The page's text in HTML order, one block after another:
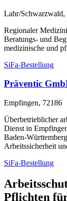
Lahr/Schwarzwald,
Regionaler
Beratungs- und
medizinische und
SiFa-Bestellung
Präventic
Empfingen, 72186
Überbetrieblicher
Dienst in
Baden-
Arbeitssicherheit
SiFa-Bestellung
Pflichten